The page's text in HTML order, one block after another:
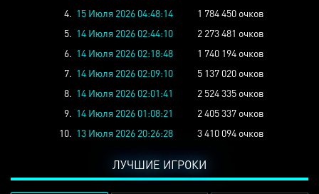
4. 15 Июля 2026 04:48:14
1 784 450 очков
5. 14 Июля 2026 02:44:10
2 273 481 очков
6. 14 Июля 2026 02:18:48
1 740 194 очков
7. 14 Июля 2026 02:09:10
5 137 020 очков
8. 14 Июля 2026 02:01:41
2 524 335 очков
9. 14 Июля 2026 01:08:21
2 405 337 очков
10. 13 Июля 2026 20:26:28 3 410 094 очков
ЛУЧШИЕ ИГРОКИ